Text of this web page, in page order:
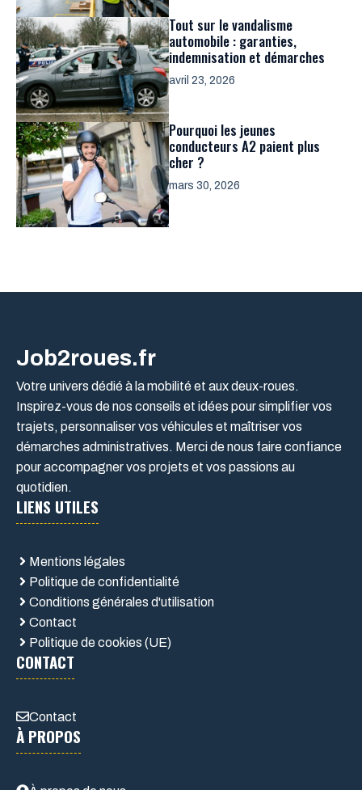
Tout sur le vandalisme
automobile : garanties,
indemnisation et démarches
avril 23, 2026
Pourquoi les jeunes
conducteurs A2 paient plus
cher ?
mars 30, 2026
Job2roues.fr
Votre univers dédié à la mobilité et aux deux-roues.
Inspirez-vous de nos conseils et idées pour simplifier vos
trajets, personnaliser vos véhicules et maîtriser vos
démarches administratives. Merci de nous faire confiance
pour accompagner vos projets et vos passions au
quotidien.
LIENS UTILES
Mentions légales
Politique de confidentialité
Conditions générales d'utilisation
Contact
Politique de cookies (UE)
CONTACT
Contact
À PROPOS